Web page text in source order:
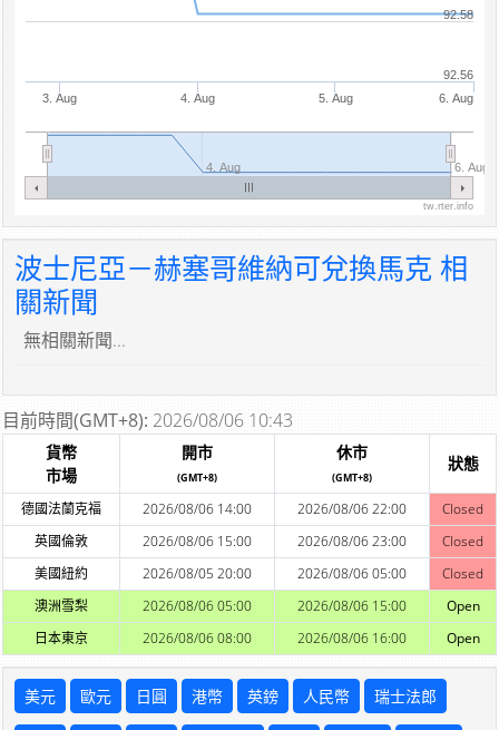
3. Aug 4. Aug 5. Aug 6. Aug
4. Aug 6. Aug
92.56
92.58
tw.rter.info
波士尼亞－赫塞哥維納可兌換馬克 相
關新聞
無相關新聞...
目前時間(GMT+8): 2026/08/06 10:43
貨幣
市場
開市
(GMT+8)
休市
(GMT+8)
狀態
德國法蘭克福 2026/08/06 14:00 2026/08/06 22:00
Closed
英國倫敦
2026/08/06 15:00 2026/08/06 23:00
Closed
美國紐約
2026/08/05 20:00 2026/08/06 05:00
Closed
澳洲雪梨
2026/08/06 05:00 2026/08/06 15:00
Open
日本東京
2026/08/06 08:00 2026/08/06 16:00 Open
美元 歐元 日圓 港幣 英鎊 人民幣 瑞士法郎